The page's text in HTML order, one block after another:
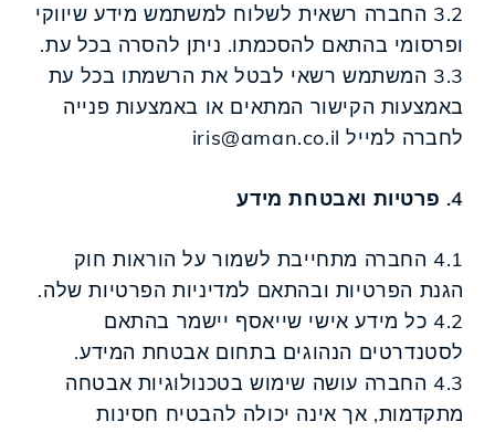
3.2 החברה רשאית לשלוח למשתמש מידע שיווקי
ופרסומי בהתאם להסכמתו. ניתן להסרה בכל עת.
3.3 המשתמש רשאי לבטל את הרשמתו בכל עת
באמצעות הקישור המתאים או באמצעות פנייה
לחברה למייל iris@aman.co.il
4. פרטיות ואבטחת מידע
4.1 החברה מתחייבת לשמור על הוראות חוק
הגנת הפרטיות ובהתאם למדיניות הפרטיות שלה.
4.2 כל מידע אישי שייאסף יישמר בהתאם
לסטנדרטים הנהוגים בתחום אבטחת המידע.
4.3 החברה עושה שימוש בטכנולוגיות אבטחה
מתקדמות, אך אינה יכולה להבטיח חסינות